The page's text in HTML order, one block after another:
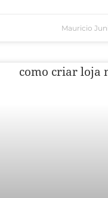
Mauricio